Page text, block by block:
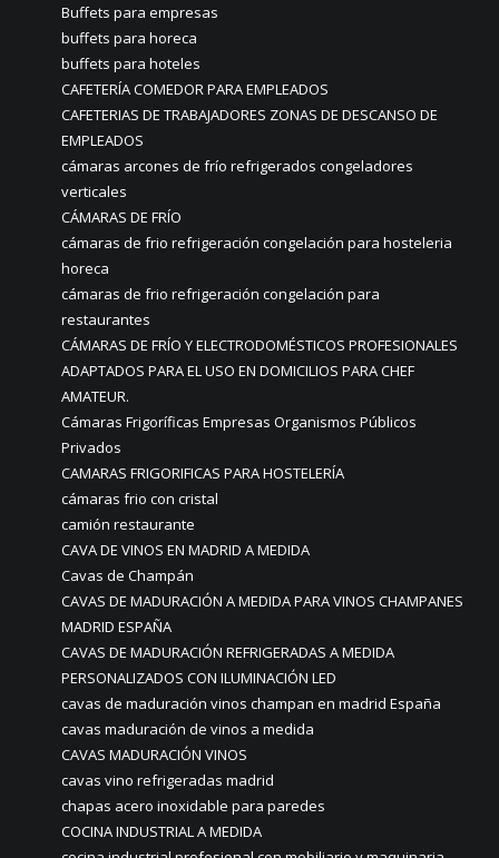
Buffets para empresas
buffets para horeca
buffets para hoteles
CAFETERÍA COMEDOR PARA EMPLEADOS
CAFETERIAS DE TRABAJADORES ZONAS DE DESCANSO DE
EMPLEADOS
cámaras arcones de frío refrigerados congeladores
verticales
CÁMARAS DE FRÍO
cámaras de frio refrigeración congelación para hosteleria
horeca
cámaras de frio refrigeración congelación para
restaurantes
CÁMARAS DE FRÍO Y ELECTRODOMÉSTICOS PROFESIONALES
ADAPTADOS PARA EL USO EN DOMICILIOS PARA CHEF
AMATEUR.
Cámaras Frigoríficas Empresas Organismos Públicos
Privados
CAMARAS FRIGORIFICAS PARA HOSTELERÍA
cámaras frio con cristal
camión restaurante
CAVA DE VINOS EN MADRID A MEDIDA
Cavas de Champán
CAVAS DE MADURACIÓN A MEDIDA PARA VINOS CHAMPANES
MADRID ESPAÑA
CAVAS DE MADURACIÓN REFRIGERADAS A MEDIDA
PERSONALIZADOS CON ILUMINACIÓN LED
cavas de maduración vinos champan en madrid España
cavas maduración de vinos a medida
CAVAS MADURACIÓN VINOS
cavas vino refrigeradas madrid
chapas acero inoxidable para paredes
COCINA INDUSTRIAL A MEDIDA